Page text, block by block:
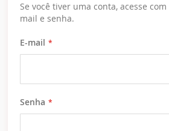
Se você tiver uma conta, acesse
mail e senha.
E-mail
Senha